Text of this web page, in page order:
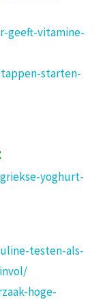
geeft-vitamine-
starten-
yoghurt-
testen-als-
hoge-